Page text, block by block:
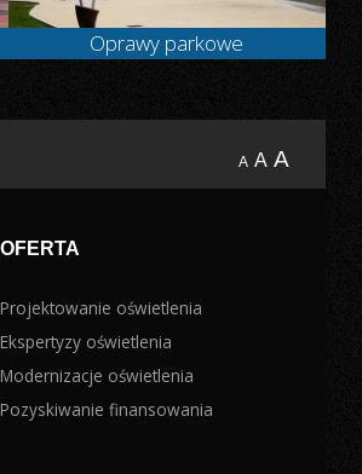
OFERTA
Projektowanie oświetlenia